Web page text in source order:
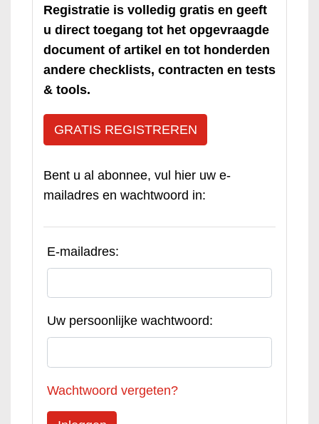
Registratie is volledig gratis en geeft
u direct toegang tot het opgevraagde
document of artikel en tot honderden
andere checklists, contracten en tests
& tools.
GRATIS REGISTREREN
Bent u al abonnee, vul hier uw e-
mailadres en wachtwoord in:
E-mailadres:
Uw persoonlijke wachtwoord:
Wachtwoord vergeten?